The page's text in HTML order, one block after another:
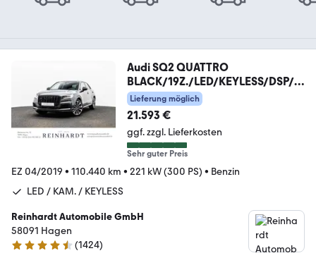
Audi SQ2 QUATTRO
BLACK/19Z./LED/KEYLESS/DSP/K
AMERA
Lieferung möglich
21.593 €
ggf. zzgl. Lieferkosten
Sehr guter Preis
EZ 04/2019 • 110.440 km • 221 kW (300 PS) • Benzin
LED / KAM. / KEYLESS
Reinhardt Automobile GmbH
58091 Hagen
4.7 Sterne
(1424)